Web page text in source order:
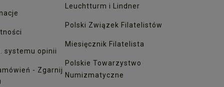
systemu opinii
- Zgarnij
Leuchtturm i Lindner
Polski Związek Filatelistów
Miesięcznik Filatelista
Polskie Towarzystwo
Numizmatyczne